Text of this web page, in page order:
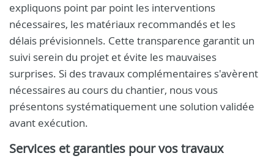
expliquons point par point les interventions
nécessaires, les matériaux recommandés et les
délais prévisionnels. Cette transparence garantit un
suivi serein du projet et évite les mauvaises
surprises. Si des travaux complémentaires s'avèrent
nécessaires au cours du chantier, nous vous
présentons systématiquement une solution validée
avant exécution.
Services et garanties pour vos travaux